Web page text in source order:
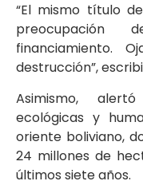
“El mismo título
preocupación
financiamiento.
destrucción”,
Asimismo,
ecológicas y
oriente boliviano,
24 millones de
últimos siete años.